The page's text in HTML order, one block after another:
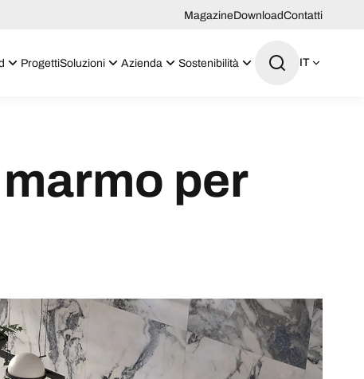
MagazineDownloadContatti
ProgettiSoluzioni Azienda Sostenibilità IT
per